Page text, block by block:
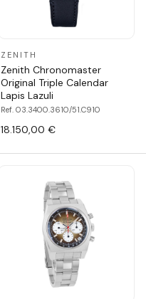
ZENITH
Zenith Chronomaster
Original Triple Calendar
Lapis Lazuli
Ref. 03.3400.3610/51.C910
18.150,00 €